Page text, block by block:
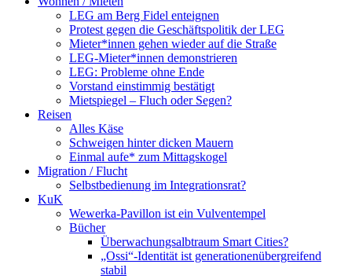
LEG am Berg Fidel enteignen
Protest gegen die Geschäftspolitik der LEG
Mieter*innen gehen wieder auf die Straße
LEG-Mieter*innen demonstrieren
LEG: Probleme ohne Ende
Vorstand einstimmig bestätigt
Mietspiegel – Fluch oder Segen?
Reisen
Alles Käse
Schweigen hinter dicken Mauern
Einmal aufe* zum Mittagskogel
Migration / Flucht
Selbstbedienung im Integrationsrat?
KuK
Wewerka-Pavillon ist ein Vulventempel
Bücher
Überwachungsalbtraum Smart Cities?
„Ossi“-Identität ist generationenübergreifend
stabil